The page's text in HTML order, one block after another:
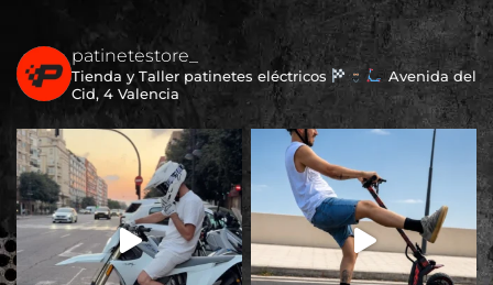
patinetestore_
Tienda y Taller patinetes eléctricos
Avenida del
Cid, 4 Valencia